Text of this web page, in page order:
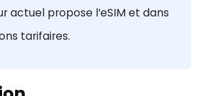
actuel propose l’eSIM et dans
tarifaires.